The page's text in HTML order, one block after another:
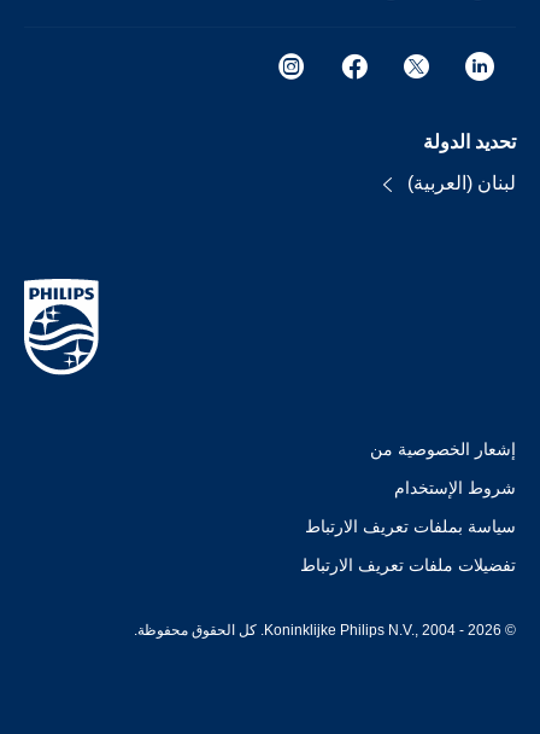
تحديد الدولة
لبنان (العربية)
إشعار الخصوصية من
شروط الإستخدام
سياسة بملفات تعريف الارتباط
تفضيلات ملفات تعريف الارتباط
© Koninklijke Philips N.V., 2004 - 2026. كل الحقوق محفوظة.